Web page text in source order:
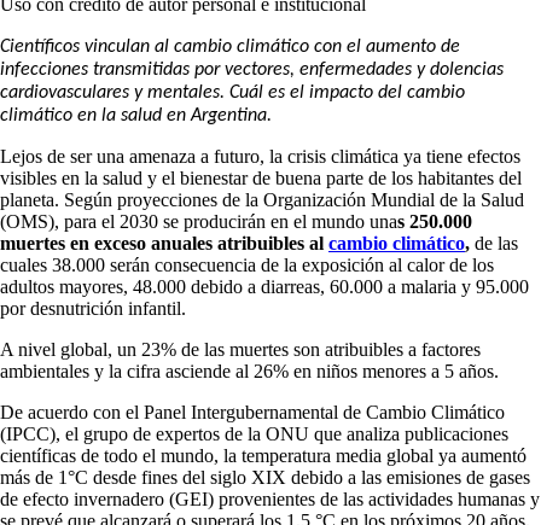
Científicos vinculan al cambio climático con el aumento de
infecciones transmitidas por vectores, enfermedades y dolencias
cardiovasculares y mentales. Cuál es el impacto del cambio
climático en la salud en Argentina.
Lejos de ser una amenaza a futuro, la crisis climática ya tiene efectos
visibles en la salud y el bienestar de buena parte de los habitantes del
planeta. Según proyecciones de la Organización Mundial de la Salud
(OMS), para el 2030 se producirán en el mundo unas 250.000
muertes en exceso anuales atribuibles al cambio climático, de las
cuales 38.000 serán consecuencia de la exposición al calor de los
adultos mayores, 48.000 debido a diarreas, 60.000 a malaria y 95.000
por desnutrición infantil.
A nivel global, un 23% de las muertes son atribuibles a factores
ambientales y la cifra asciende al 26% en niños menores a 5 años.
De acuerdo con el Panel Intergubernamental de Cambio Climático
(IPCC), el grupo de expertos de la ONU que analiza publicaciones
científicas de todo el mundo, la temperatura media global ya aumentó
más de 1°C desde fines del siglo XIX debido a las emisiones de gases
de efecto invernadero (GEI) provenientes de las actividades humanas y
se prevé que alcanzará o superará los 1,5 °C en los próximos 20 años.